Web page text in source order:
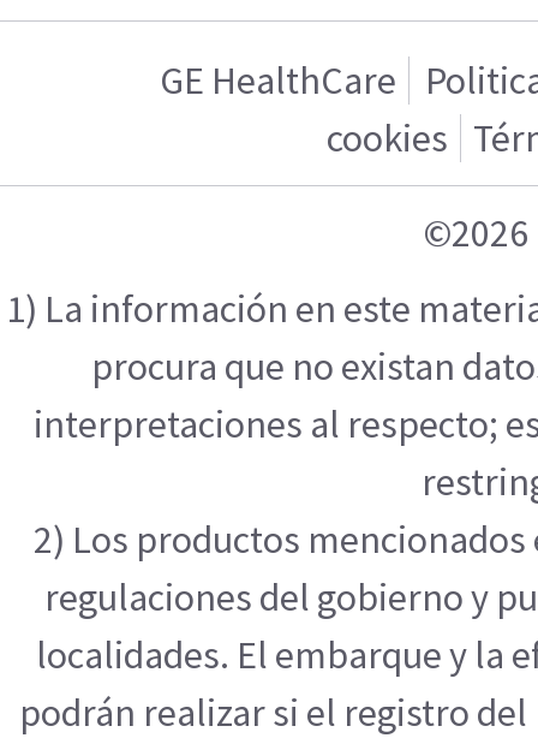
GE HealthCare
cookies
©2026
1) La información en este
procura que no existan
interpretaciones al respecto;
2) Los productos
regulaciones del gobierno y
localidades. El embarque y la
podrán realizar si el registro